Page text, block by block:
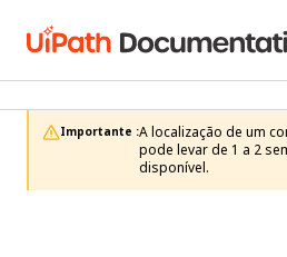
Importante :A localização de um
pode levar de 1 a 2
disponível.